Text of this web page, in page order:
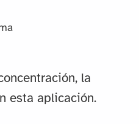
la
esta aplicación.